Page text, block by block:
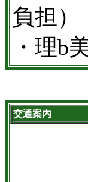
負担）
・理b
交通案内